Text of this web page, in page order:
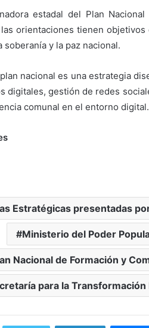
estadal del Plan
orientaciones tienen
y la paz nacional.
nacional es una estrategia
digitales, gestión de redes
comunal en el entorno digital.
Estratégicas presentadas
Ministerio del Poder
Nacional de Formación y
para la